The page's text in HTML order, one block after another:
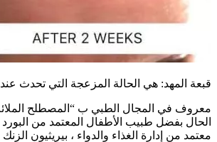
قبعة المهد: هي الحالة المزعجة التي تحدث
معروف في المجال الطبي ب “المصطلح
الحال بفضل طبيب الأطفال المعتمد من
معتمد من إدارة الغذاء والدواء ،